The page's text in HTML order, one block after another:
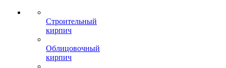
Строительный
кирпич
Облицовочный
кирпич